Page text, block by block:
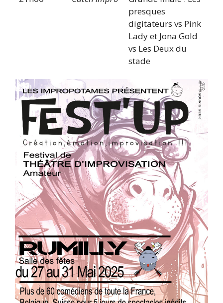
presques
digitateurs vs Pink
Lady et Jona Gold
vs Les Deux du
stade